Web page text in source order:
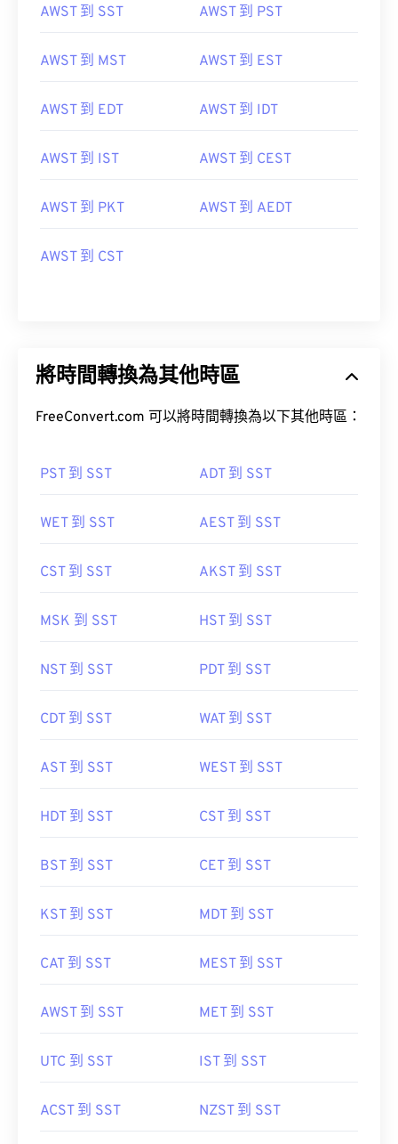
AWST 到 SST AWST 到 PST
AWST 到 MST AWST 到 EST
AWST 到 EDT AWST 到 IDT
AWST 到 IST AWST 到 CEST
AWST 到 PKT AWST 到 AEDT
AWST 到 CST
將時間轉換為其他時區
FreeConvert.com 可以將時間轉換為以下其他時區：
PST 到 SST ADT 到 SST
WET 到 SST AEST 到 SST
CST 到 SST AKST 到 SST
MSK 到 SST HST 到 SST
NST 到 SST PDT 到 SST
CDT 到 SST WAT 到 SST
AST 到 SST WEST 到 SST
HDT 到 SST CST 到 SST
BST 到 SST CET 到 SST
KST 到 SST MDT 到 SST
CAT 到 SST MEST 到 SST
AWST 到 SST MET 到 SST
UTC 到 SST IST 到 SST
ACST 到 SST NZST 到 SST